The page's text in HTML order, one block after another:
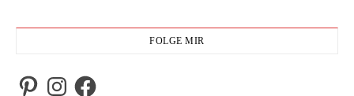
FOLGE MIR
PinterestInstagramFacebook